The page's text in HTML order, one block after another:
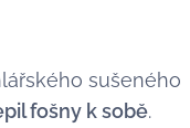
sušeného
fošny k sobě.